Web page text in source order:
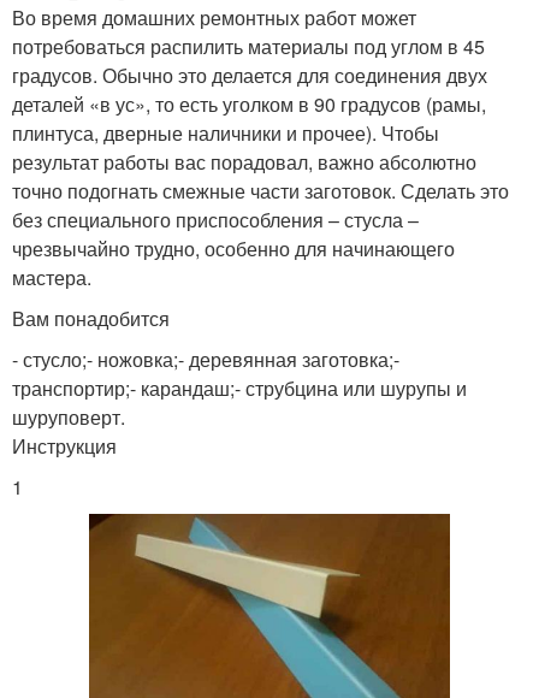
Во время домашних ремонтных работ может
потребоваться распилить материалы под углом в 45
градусов. Обычно это делается для соединения двух
деталей «в ус», то есть уголком в 90 градусов (рамы,
плинтуса, дверные наличники и прочее). Чтобы
результат работы вас порадовал, важно абсолютно
точно подогнать смежные части заготовок. Сделать это
без специального приспособления – стусла –
чрезвычайно трудно, особенно для начинающего
мастера.
Вам понадобится
- стусло;- ножовка;- деревянная заготовка;-
транспортир;- карандаш;- струбцина или шурупы и
шуруповерт.
Инструкция
1